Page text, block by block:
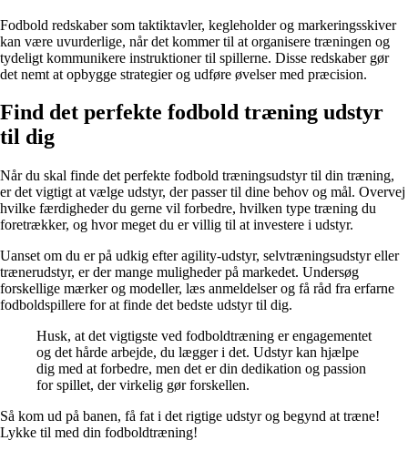
Fodbold redskaber som taktiktavler, kegleholder og markeringsskiver
kan være uvurderlige, når det kommer til at organisere træningen og
tydeligt kommunikere instruktioner til spillerne. Disse redskaber gør
det nemt at opbygge strategier og udføre øvelser med præcision.
Find det perfekte fodbold træning udstyr
til dig
Når du skal finde det perfekte fodbold træningsudstyr til din træning,
er det vigtigt at vælge udstyr, der passer til dine behov og mål. Overvej
hvilke færdigheder du gerne vil forbedre, hvilken type træning du
foretrækker, og hvor meget du er villig til at investere i udstyr.
Uanset om du er på udkig efter agility-udstyr, selvtræningsudstyr eller
trænerudstyr, er der mange muligheder på markedet. Undersøg
forskellige mærker og modeller, læs anmeldelser og få råd fra erfarne
fodboldspillere for at finde det bedste udstyr til dig.
Husk, at det vigtigste ved fodboldtræning er engagementet
og det hårde arbejde, du lægger i det. Udstyr kan hjælpe
dig med at forbedre, men det er din dedikation og passion
for spillet, der virkelig gør forskellen.
Så kom ud på banen, få fat i det rigtige udstyr og begynd at træne!
Lykke til med din fodboldtræning!